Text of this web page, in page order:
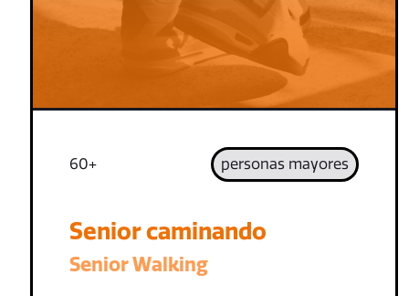
60+ personas mayores
Senior caminando
Senior Walking